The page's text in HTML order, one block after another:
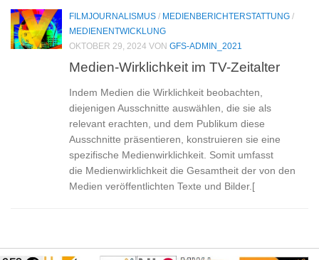
FILMJOURNALISMUS / MEDIENBERICHTERSTATTUNG /
MEDIENENTWICKLUNG
OKTOBER 29, 2024 VON GFS-ADMIN_2021
Medien-Wirklichkeit im TV-Zeitalter
Indem Medien die Wirklichkeit beobachten,
diejenigen Ausschnitte auswählen, die sie als
relevant erachten, und dem Publikum diese
Ausschnitte präsentieren, konstruieren sie eine
spezifische Medienwirklichkeit. Somit umfasst
die Medienwirklichkeit die Gesamtheit der von den
Medien veröffentlichten Texte und Bilder.[